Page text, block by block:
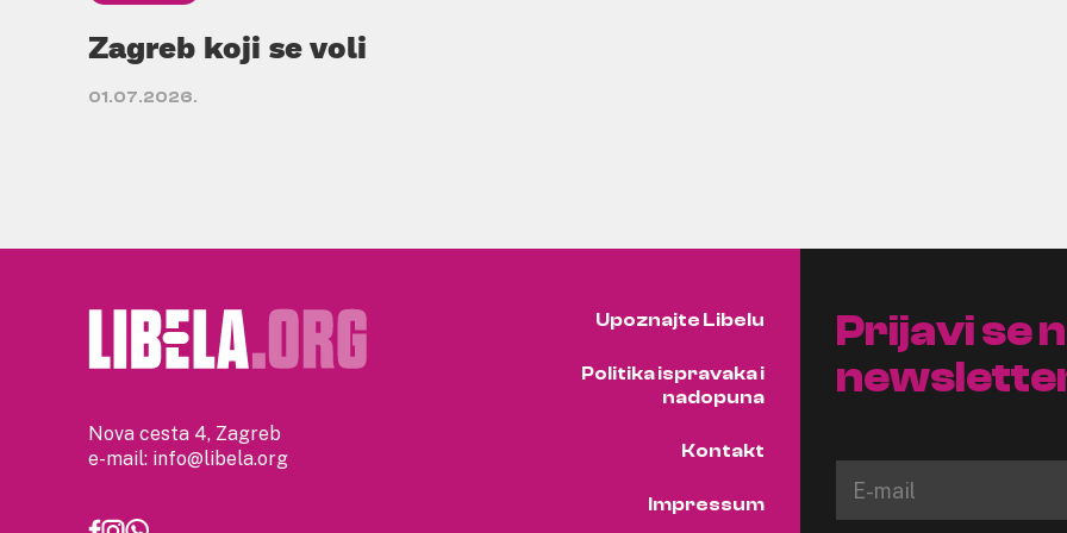
Zagreb koji se voli
01.07.2026.
Nova cesta 4, Zagreb
e-mail: info@libela.org
Upoznajte Libelu
Politika ispravaka i
nadopuna
Kontakt
Impressum
Prijavi se